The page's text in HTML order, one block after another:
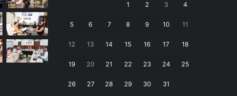
1 2 3 4
5 6 7 8 9 10 11
12 13 14 15 16 17 18
19 20 21 22 23 24 25
26 27 28 29 30 31